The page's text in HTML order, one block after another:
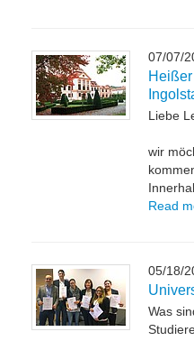
07/07/
Liebe
wir
Read
05/18/
Was